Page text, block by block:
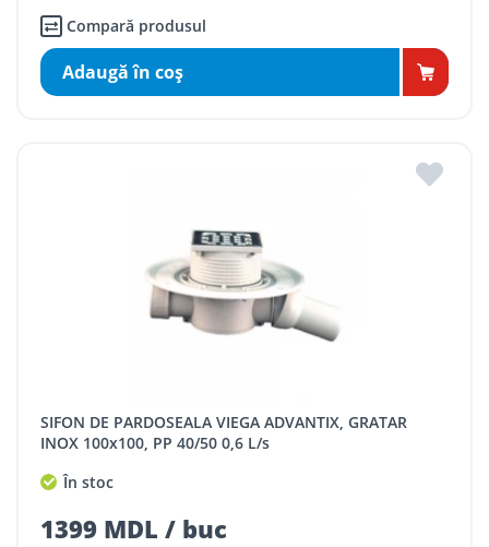
Compară produsul
Adaugă în coş
SIFON DE PARDOSEALA VIEGA ADVANTIX, GRATAR
INOX 100x100, PP 40/50 0,6 L/s
În stoc
1399 MDL / buc